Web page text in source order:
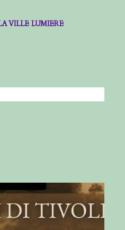
VILLE LUMIERE